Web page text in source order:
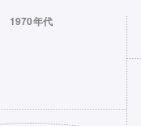
1970年代